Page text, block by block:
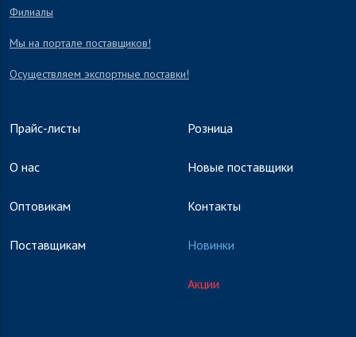
Филиалы
Мы на портале поставщиков!
Осуществляем экспортные поставки!
Прайс-листы
О нас
Оптовикам
Поставщикам
Розница
Новые поставщики
Контакты
Новинки
Акции